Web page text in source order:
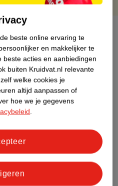
heeft (nog) geen Nature
beste online ervaring te
en makkelijker te
beste acties en aanbiedingen
buiten Kruidvat.nl relevante
welke cookies je
altijd aanpassen of
hoe we je gegevens
.